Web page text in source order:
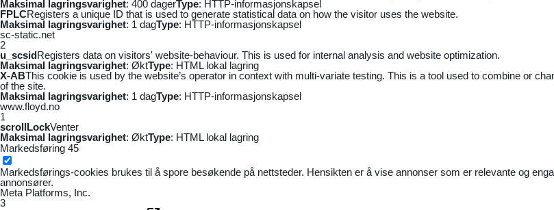
Maksimal lagringsvarighet: 400 dagerType: HTTP-informasjonskapsel
FPLCRegisters a unique ID that is used to generate statistical data on how the visitor uses the website.
Maksimal lagringsvarighet: 1 dagType: HTTP-informasjonskapsel
sc-static.net
2
u_scsidRegisters data on visitors' website-behaviour. This is used for internal analysis and website optimization.
Maksimal lagringsvarighet: ØktType: HTML lokal lagring
X-ABThis cookie is used by the website’s operator in context with multi-variate testing. This is a tool used to combine or
of the site.
Maksimal lagringsvarighet: 1 dagType: HTTP-informasjonskapsel
www.floyd.no
1
scrollLockVenter
Maksimal lagringsvarighet: ØktType: HTML lokal lagring
Markedsføring 45
Markedsførings-cookies brukes til å spore besøkende på nettsteder. Hensikten er å vise annonser som er relevante og
annonsører.
Meta Platforms, Inc.
3